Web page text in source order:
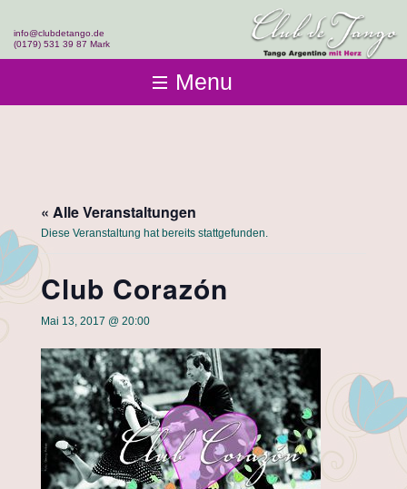
info@clubdetango.de
(0179) 531 39 87 Mark
Menu
Club-Infos
Kontakt
« Alle Veranstaltungen
Diese Veranstaltung hat bereits stattgefunden.
Club Corazón
Mai 13, 2017 @ 20:00